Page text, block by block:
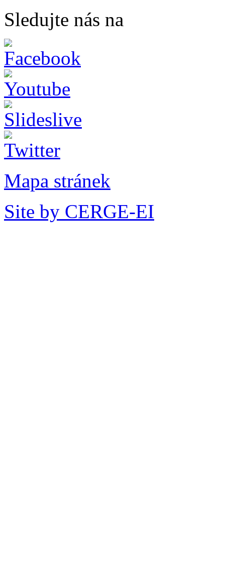
Sledujte nás na
Mapa stránek
Site by CERGE-EI